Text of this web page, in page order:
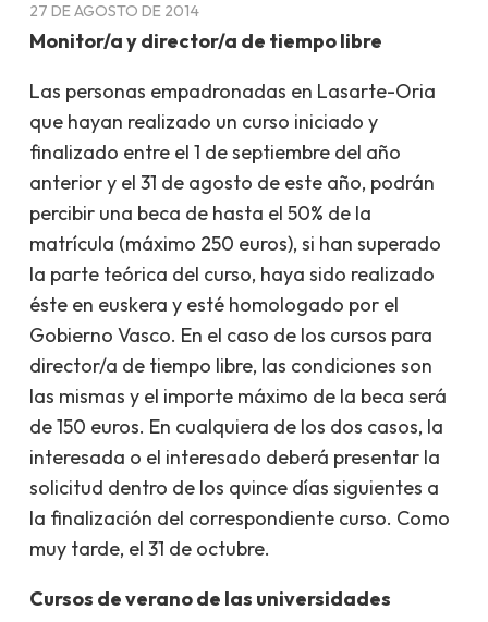
27 DE AGOSTO DE 2014
Monitor/a y director/a de tiempo libre
Las personas empadronadas en Lasarte-Oria
que hayan realizado un curso iniciado y
finalizado entre el 1 de septiembre del año
anterior y el 31 de agosto de este año, podrán
percibir una beca de hasta el 50% de la
matrícula (máximo 250 euros), si han superado
la parte teórica del curso, haya sido realizado
éste en euskera y esté homologado por el
Gobierno Vasco. En el caso de los cursos para
director/a de tiempo libre, las condiciones son
las mismas y el importe máximo de la beca será
de 150 euros. En cualquiera de los dos casos, la
interesada o el interesado deberá presentar la
solicitud dentro de los quince días siguientes a
la finalización del correspondiente curso. Como
muy tarde, el 31 de octubre.
Cursos de verano de las universidades